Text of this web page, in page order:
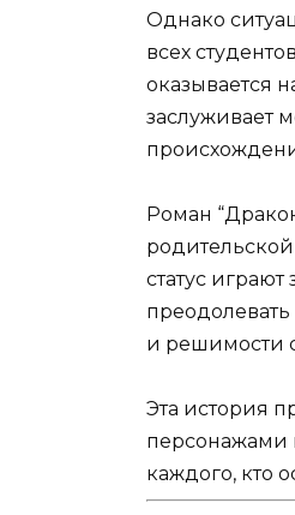
Однако
всех
оказывается
заслуживает
Роман
статус
и решимости
Эта история
персонажами
каждого, кто